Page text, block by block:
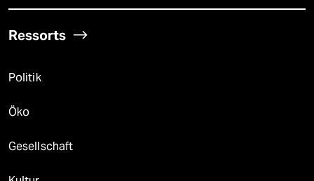
Ressorts
Politik
Öko
Gesellschaft